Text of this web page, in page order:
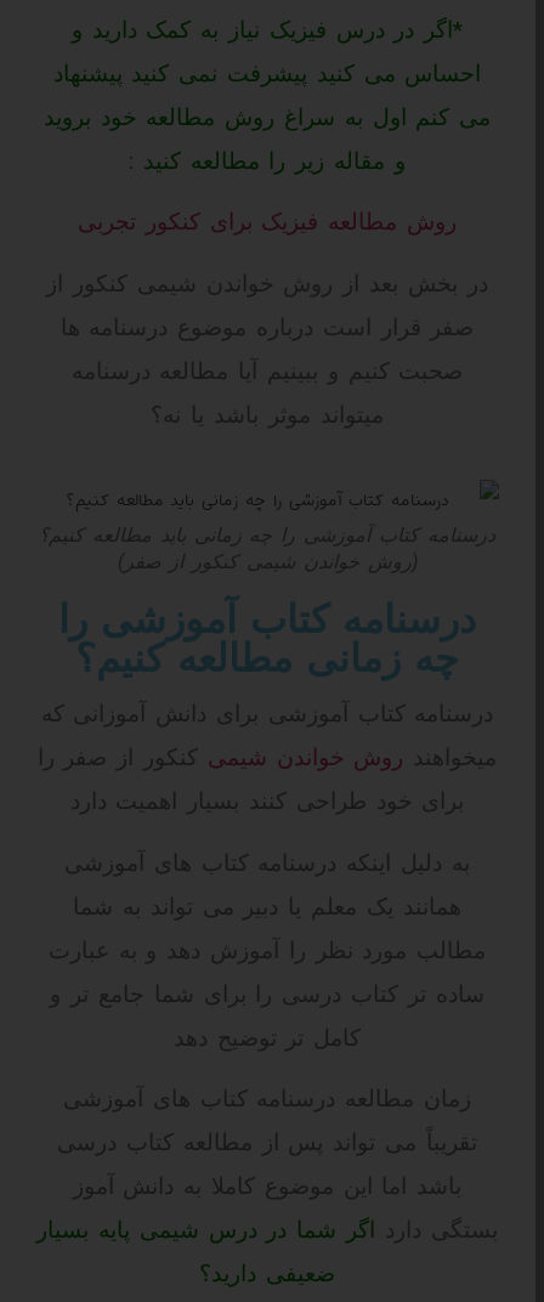
*اگر در درس فیزیک نیاز به کمک دارید و
احساس می کنید پیشرفت نمی کنید پیشنهاد
می کنم اول به سراغ روش مطالعه خود بروید
و مقاله زیر را مطالعه کنید :
روش مطالعه فیزیک برای کنکور تجربی
در بخش بعد از روش خواندن شیمی کنکور از
صفر قرار است درباره موضوع درسنامه ها
صحبت کنیم و ببینیم آیا مطالعه درسنامه
میتواند موثر باشد یا نه؟
درسنامه کتاب آموزشی را چه زمانی باید مطالعه کنیم؟
(روش خواندن شیمی کنکور از صفر)
درسنامه کتاب آموزشی را
چه زمانی مطالعه کنیم؟
درسنامه کتاب آموزشی برای دانش آموزانی که
میخواهند روش خواندن شیمی کنکور از صفر را
برای خود طراحی کنند بسیار اهمیت دارد
به دلیل اینکه درسنامه کتاب های آموزشی
همانند یک معلم یا دبیر می تواند به شما
مطالب مورد نظر را آموزش دهد و به عبارت
ساده تر کتاب درسی را برای شما جامع تر و
کامل تر توضیح دهد
زمان مطالعه درسنامه کتاب های آموزشی
تقریباً می تواند پس از مطالعه کتاب درسی
باشد اما این موضوع کاملا به دانش آموز
بستگی دارد
اگر شما در درس شیمی پایه بسیار
ضعیفی دارید؟